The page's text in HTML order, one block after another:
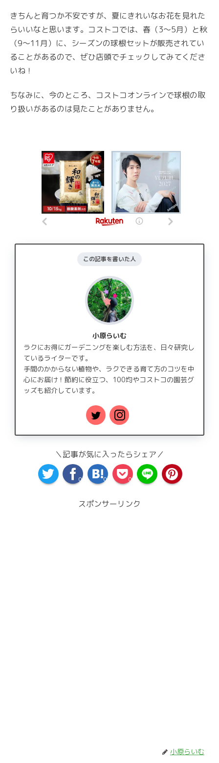
きちんと育つか不安ですが、夏にきれいなお花を見れた
らいいなと思います。コストコでは、春（3～5月）と秋
（9～11月）に、シーズンの球根セットが販売されてい
ることがあるので、ぜひ店頭でチェックしてみてくださ
いね！
ちなみに、今のところ、コストコオンラインで球根の取
り扱いがあるのは見たことがありません。
この記事を書いた人
小原らいむ
ラクにお得にガーデニングを楽しむ方法を、日々研究し
ているライターです。
手間のかからない植物や、ラクできる育て方のコツを中
心にお届け！節約に役立つ、100均やコストコの園芸グ
ッズも紹介しています。
＼記事が気に入ったらシェア／
0 0 0
スポンサーリンク
小原らいむ